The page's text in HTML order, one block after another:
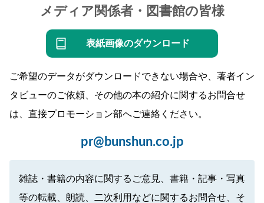
メディア関係者・図書館の皆様
表紙画像のダウンロード
ご希望のデータがダウンロードできない場合や、著者イン
タビューのご依頼、その他の本の紹介に関するお問合せ
は、直接プロモーション部へご連絡ください。
pr@bunshun.co.jp
雑誌・書籍の内容に関するご意見、書籍・記事・写真
等の転載、朗読、二次利用などに関するお問合せ、そ